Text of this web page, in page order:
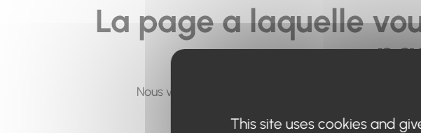
La page a laquelle
Nous vous invitons à utiliser le moteur de
This site uses cookies and